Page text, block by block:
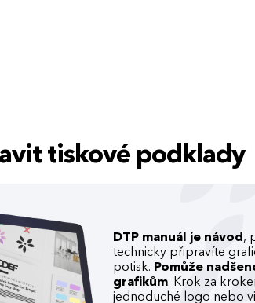
tiskové podklady
DTP manuál je návod ,
technicky připravíte
potisk. Pomůže
grafikům. Krok za
jednoduché logo nebo